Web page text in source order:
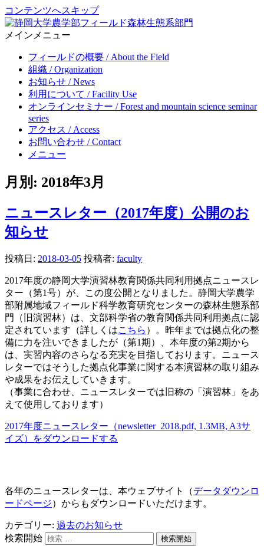
コンテンツへスキップ
science, Faculty of Agriculture, Shizuoka University
メインメニュー
フィールドの概要 / About the Field
組織 / Organization
お知らせ / News
利用について / Facility Use
オンラインセミナー / Forest and mountain science seminar
series
アクセス / Access
お問い合わせ / Contact
メニュー
月別: 2018年3月
ニュースレター（2017年度）公開のお
知らせ
投稿日: 2018-03-05 投稿者: faculty
2017年度の静岡大学演習林教育関係共同利用拠点ニュースレ
ター（第1号）が、この度公開となりました。静岡大学農学
部附属地域フィールド科学教育研究センターの森林生態系部
門（旧演習林）は、文部科学省の教育関係共同利用拠点に認
定されています（詳しくはこちら ）。昨年までは拠点化の整
備に力を注いできましたが（第1期）、本年度の第2期から
は、実習内容のさらなる充実を目指しております。ニュース
レターではそうした拠点化事業に関する本演習林の取り組み
や成果をお伝えしていきます。
（事業に合わせ、ニュースレターでは旧称の「演習林」をあ
えて使用しております）
2017年度ニュースレター（newsletter_2018.pdf, 1.3MB, A3サ
イズ）をダウンロードする
各年のニュースレターは、本ウェブサイト（データダウンロ
ードページ）からもダウンロードいただけます。
カテゴリー: 過去のお知らせ
検索開始